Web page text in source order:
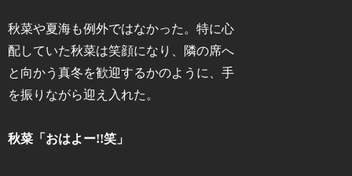
秋菜や夏海も例外ではなかった。特に心
配していた秋菜は笑顔になり、隣の席へ
と向かう真冬を歓迎するかのように、手
を振りながら迎え入れた。
秋菜「おはよー!!笑」